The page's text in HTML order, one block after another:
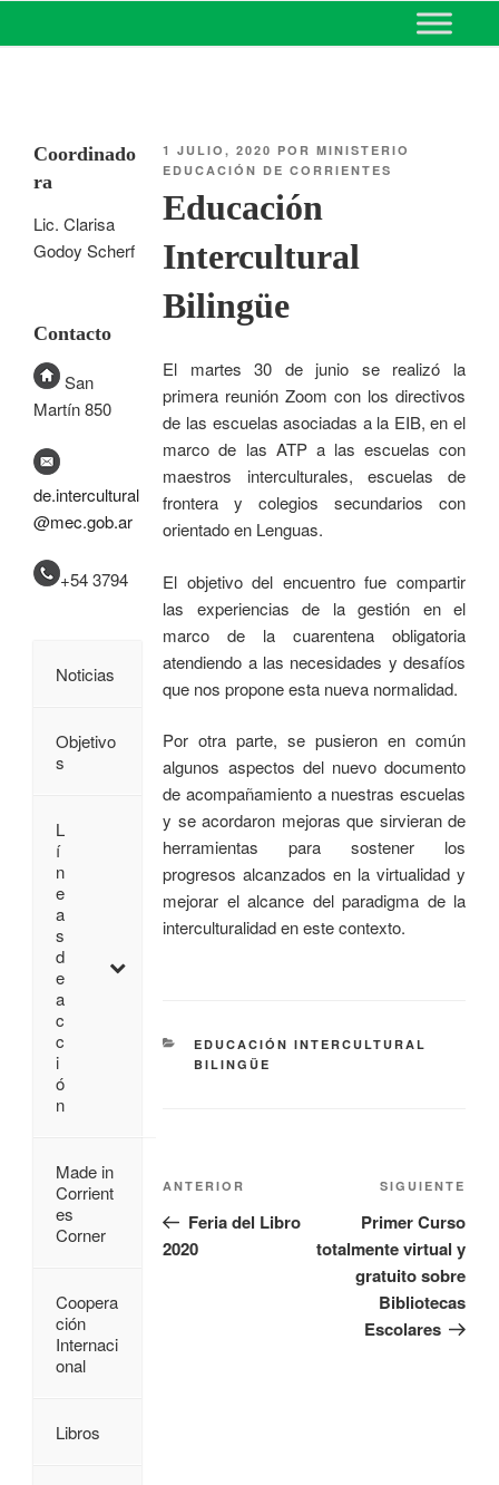
MINISTERIO DE EDUCACIÓN
DE CORRIENTES
1 JULIO, 2020 PORMINISTERIO
EDUCACIÓN DE CORRIENTES
Educación
Intercultural
Bilingüe
El martes 30 de junio se realizó la
primera reunión Zoom con los directivos
de las escuelas asociadas a la EIB, en el
marco de las ATP a las escuelas con
maestros interculturales, escuelas de
frontera y colegios secundarios con
orientado en Lenguas.
El objetivo del encuentro fue compartir
las experiencias de la gestión en el
marco de la cuarentena obligatoria
atendiendo a las necesidades y desafíos
que nos propone esta nueva normalidad.
Por otra parte, se pusieron en común
algunos aspectos del nuevo documento
de acompañamiento a nuestras escuelas
y se acordaron mejoras que sirvieran de
herramientas para sostener los
progresos alcanzados en la virtualidad y
mejorar el alcance del paradigma de la
interculturalidad en este contexto.
EDUCACIÓN INTERCULTURAL
BILINGÜE
ANTERIOR
Feria del Libro
2020
SIGUIENTE
Primer Curso
totalmente virtual y
gratuito sobre
Bibliotecas
Escolares
Coordinado
ra
Lic. Clarisa
Godoy Scherf
Contacto
San
Martín 850
de.intercultural
@mec.gob.ar
+54 3794
Noticias
Objetivo
s
L
í
n
e
a
s
d
e
a
c
c
i
ó
n
Made in
Corrient
es
Corner
Coopera
ción
Internaci
onal
Libros